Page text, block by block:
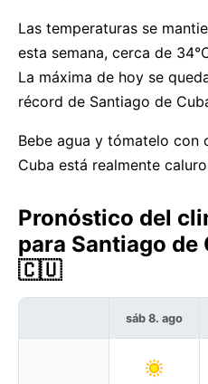
Las temperaturas se
esta semana, cerca de
La máxima de hoy se
récord de Santiago de
Bebe agua y tómatelo
Cuba está realmente
Pronóstico del
para Santiago de
🇨🇺
sáb 8. ago